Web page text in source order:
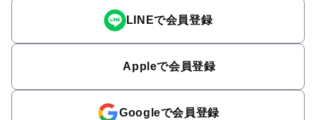
LINEで会員登録
Appleで会員登録
Googleで会員登録